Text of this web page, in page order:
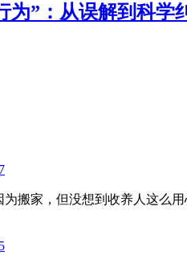
为”：从误解到科学
搬家，但没想到收养人这么